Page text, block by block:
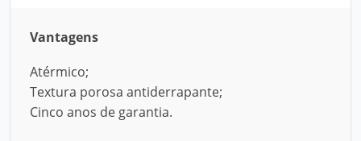
Vantagens
Atérmico;
Textura porosa antiderrapante;
Cinco anos de garantia.